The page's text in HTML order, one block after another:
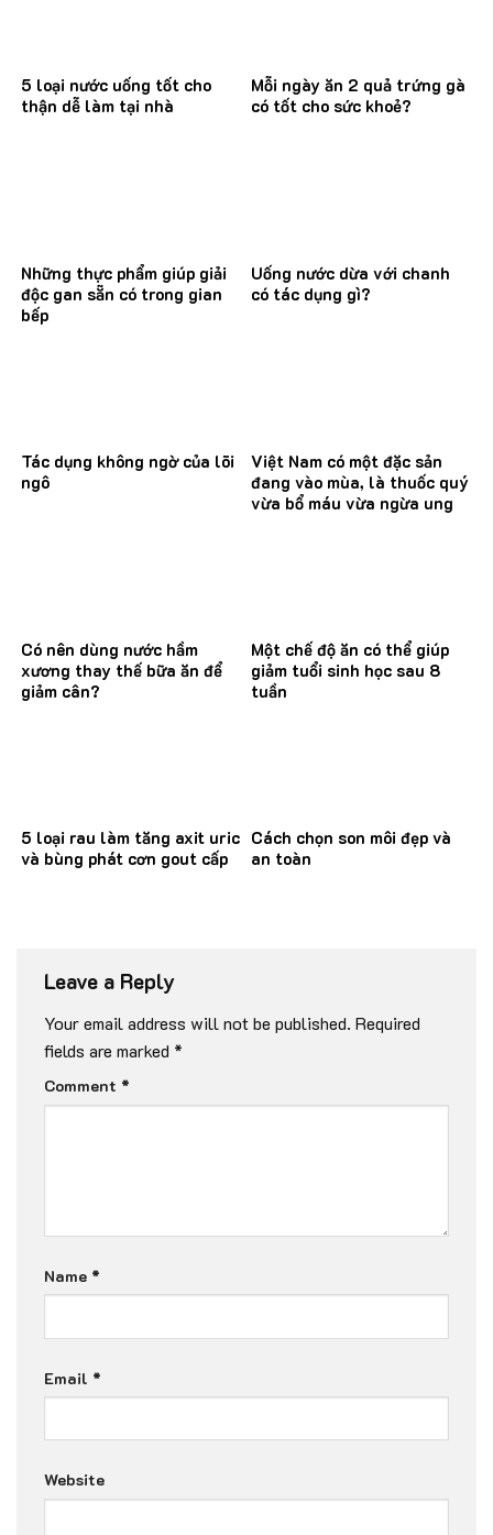
5 loại nước uống tốt cho
thận dễ làm tại nhà
Mỗi ngày ăn 2 quả trứng gà
có tốt cho sức khoẻ?
Những thực phẩm giúp giải
độc gan sẵn có trong gian
bếp
Uống nước dừa với chanh
có tác dụng gì?
Tác dụng không ngờ của lõi
ngô
Việt Nam có một đặc sản
đang vào mùa, là thuốc quý
vừa bổ máu vừa ngừa ung
Có nên dùng nước hầm
xương thay thế bữa ăn để
giảm cân?
Một chế độ ăn có thể giúp
giảm tuổi sinh học sau 8
tuần
5 loại rau làm tăng axit uric
và bùng phát cơn gout cấp
Cách chọn son môi đẹp và
an toàn
Leave a Reply
Your email address will not be published. Required
fields are marked *
Comment *
Name *
Email *
Website